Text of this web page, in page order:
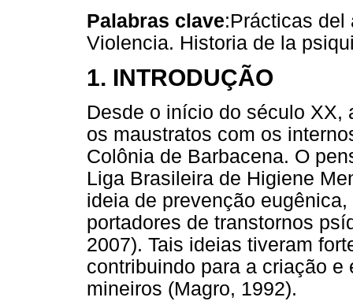
Palabras clave:Prácticas del
Violencia. Historia de la
1. INTRODUÇÃO
Desde o início do século XX,
os maustratos com os
Colônia de Barbacena. O
Liga Brasileira de Higiene
ideia de prevenção
portadores de transtornos
2007). Tais ideias tiveram
contribuindo para a criação
mineiros (Magro, 1992).